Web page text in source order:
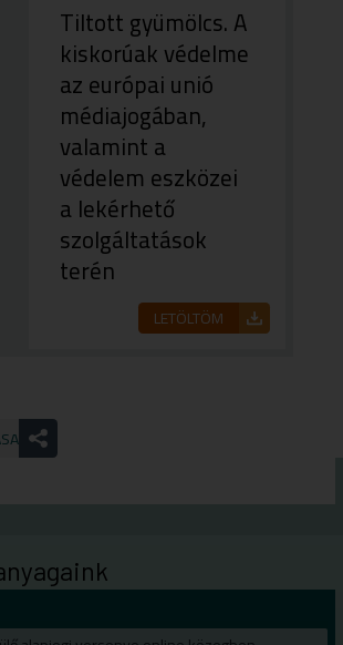
Tiltott gyümölcs. A
kiskorúak védelme
az európai unió
médiajogában,
valamint a
védelem eszközei
a lekérhető
szolgáltatások
terén
LETÖLTÖM